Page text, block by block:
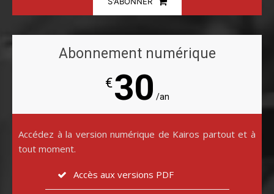
Abonnement numérique
€30 /an
Accédez à la version numérique de Kairos partout et à
tout moment.
Accès aux versions PDF